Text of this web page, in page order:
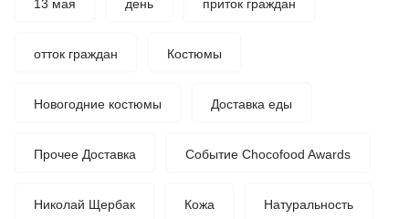
13 мая день приток граждан
отток граждан Костюмы
Новогодние костюмы Доставка еды
Прочее Доставка Событие Chocofood Awards
Николай Щербак Кожа Натуральность